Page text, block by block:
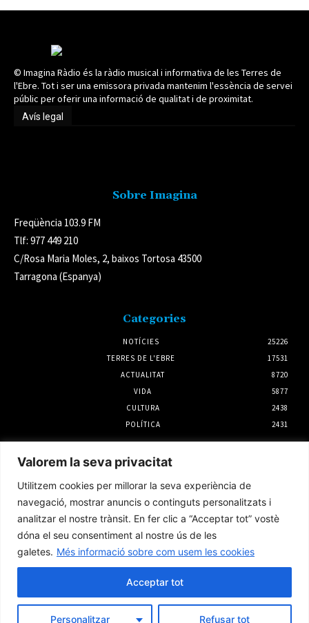
Valorem la seva privacitat
Utilitzem cookies per millorar la seva experiència de
navegació, mostrar anuncis o continguts personalitzats i
analitzar el nostre trànsit. En fer clic a “Acceptar tot” vostè
dóna el seu consentiment al nostre ús de les
galetes. Més informació sobre com usem les cookies
Personalitzar Refusar tot
Acceptar tot
© Imagina Ràdio és la ràdio musical i informativa de les Terres de
l'Ebre. Tot i ser una emissora privada mantenim l'essència de servei
públic per oferir una informació de qualitat i de proximitat.
Avís legal
Sobre Imagina
Freqüència 103.9 FM
Tlf: 977 449 210
C/Rosa Maria Moles, 2, baixos Tortosa 43500
Tarragona (Espanya)
Categories
NOTÍCIES
25226
TERRES DE L'EBRE
17531
ACTUALITAT
8720
VIDA
5877
CULTURA
2438
POLÍTICA
2431
La rehabilitació el primer semestre a la
demarcació de l’Ebre creix un 45%
4 agost 2026
L’Ebrefolk Roquetes dedicarà l’11a edició a la
unió de la música tradicional andalusa i la
3 agost 2026